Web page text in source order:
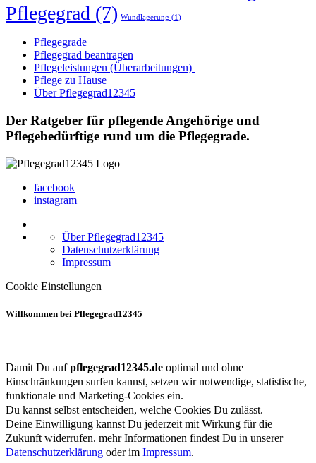
Pflegegrad (7) Wundlagerung (1)
Pflegegrade
Pflegegrad beantragen
Pflegeleistungen (Überarbeitungen)
Pflege zu Hause
Über Pflegegrad12345
Der Ratgeber für pflegende Angehörige und
Pflegebedürftige rund um die Pflegegrade.
facebook
instagram
Über Pflegegrad12345
Datenschutzerklärung
Impressum
Cookie Einstellungen
Willkommen bei Pflegegrad12345
Damit Du aufpflegegrad12345.de optimal und ohne
Einschränkungen surfen kannst, setzen wir notwendige, statistische,
funktionale und Marketing-Cookies ein.
Du kannst selbst entscheiden, welche Cookies Du zulässt.
Deine Einwilligung kannst Du jederzeit mit Wirkung für die
Zukunft widerrufen. mehr Informationen findest Du in unserer
Datenschutzerklärung oder im Impressum.